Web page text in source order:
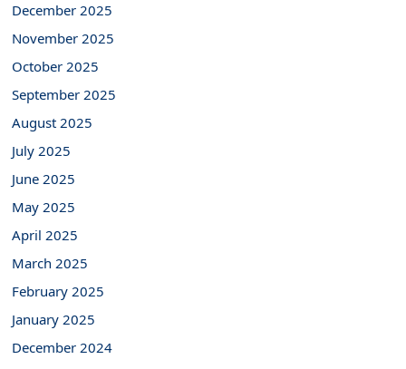
December 2025
November 2025
October 2025
September 2025
August 2025
July 2025
June 2025
May 2025
April 2025
March 2025
February 2025
January 2025
December 2024